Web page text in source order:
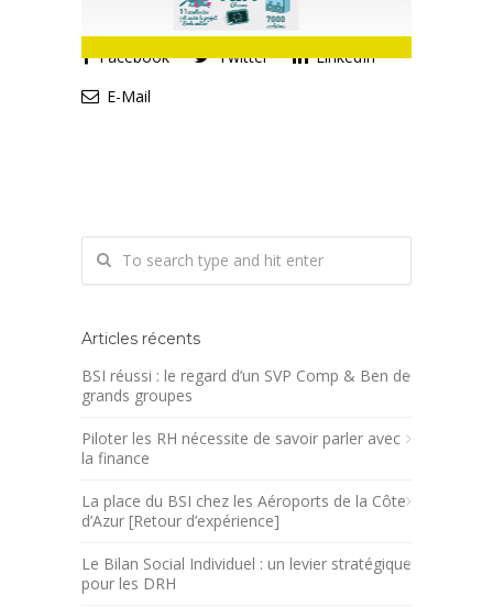
Facebook Twitter
LinkedIn
E-Mail
Articles récents
BSI réussi : le regard d’un SVP Comp & Ben de
grands groupes
Piloter les RH nécessite de savoir parler avec
la finance
La place du BSI chez les Aéroports de la Côte
d’Azur [Retour d’expérience]
Le Bilan Social Individuel : un levier stratégique
pour les DRH